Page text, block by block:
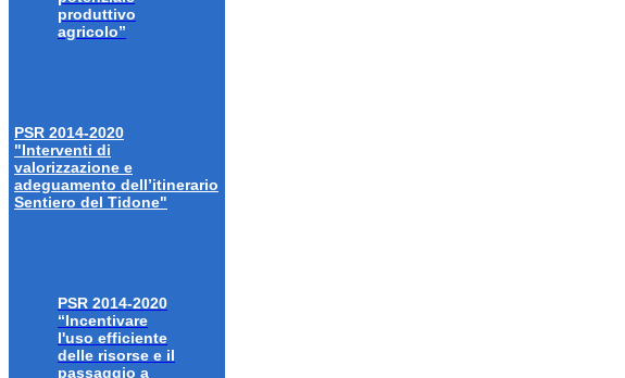
produttivo
agricolo”
PSR 2014-2020
"Interventi di
valorizzazione e
adeguamento dell’itinerario
Sentiero del Tidone"
PSR 2014-2020
“Incentivare
l'uso efficiente
delle risorse e il
passaggio a